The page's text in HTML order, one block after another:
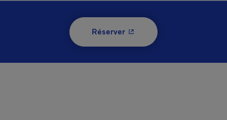
Réserver- Cet hyperlien s'ouvrira